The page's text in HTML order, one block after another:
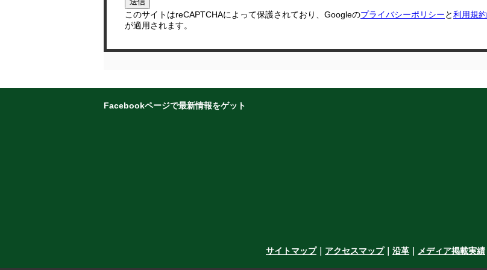
このサイトはreCAPTCHAによって保護されており、Googleのプライバシーポリシーと利用規約
が適用されます。
Facebookページで最新情報をゲット
サイトマップ｜ アクセスマップ｜ 沿革 メディア掲載実績